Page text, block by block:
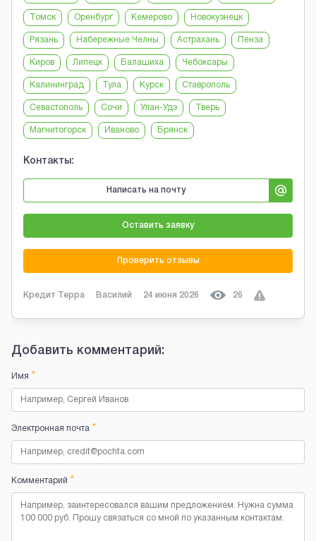
Томск Оренбург Кемерово Новокузнецк
Рязань Набережные Челны Астрахань Пенза
Киров Липецк Балашиха Чебоксары
Калининград Тула Курск Ставрополь
Севастополь Сочи Улан-Удэ Тверь
Магнитогорск Иваново Брянск
Контакты:
Написать на почту
Оставить заявку
Проверить отзывы
Кредит Терра Василий 24 июня 2026 26
Добавить комментарий:
Имя *
Электронная почта *
Комментарий *